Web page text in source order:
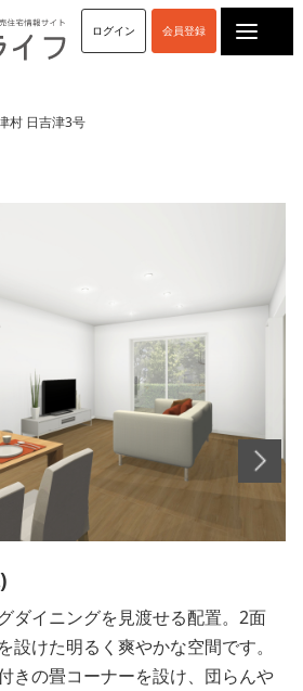
ログイン 会員登録
村 日吉津3号
ダイニングを見渡せる配置。2面
設けた明るく爽やかな空間です。
きの畳コーナーを設け、団らんや